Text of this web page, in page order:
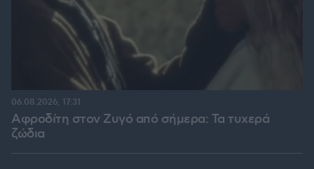
Αφροδίτη στον Ζυγό από σήμερα: Τα τυχερά
ζώδια
06.08.2026, 17:31